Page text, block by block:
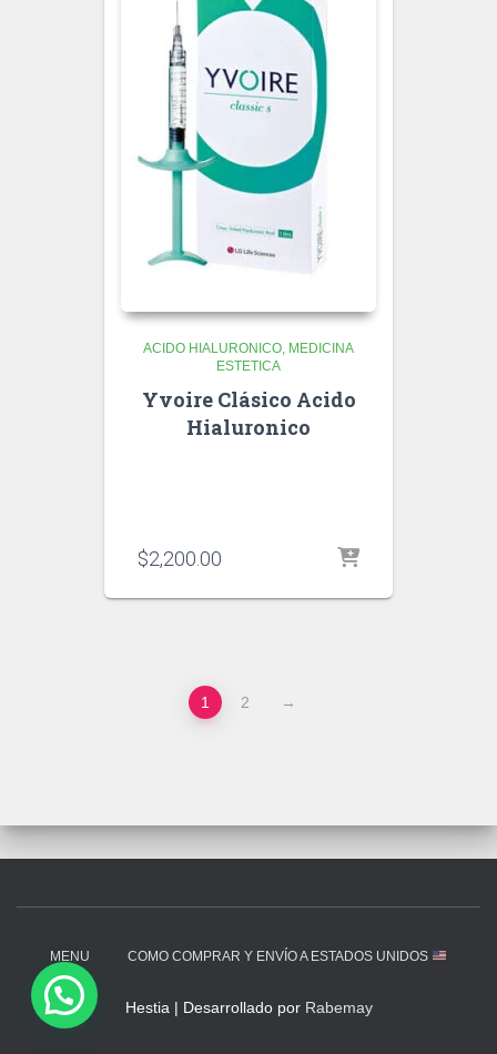
ACIDO HIALURONICO MEDICINA
ESTETICA
Yvoire Clásico Acido
Hialuronico
$2,200.00
1 2 →
MENU COMO COMPRAR Y ENVÍO A ESTADOS UNIDOS
Hestia | Desarrollado por Rabemay